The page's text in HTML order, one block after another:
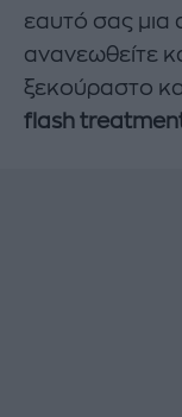
εαυτό σας μια
ανανεωθείτε
ξεκούραστο
flash